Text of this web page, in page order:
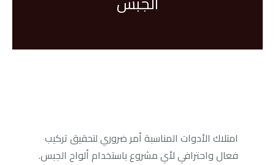
امتلاك الأدوات المناسبة أمر ضروري لتحقيق تركيب
فعال واحترافي لأي مشروع باستخدام ألواح الجبس.